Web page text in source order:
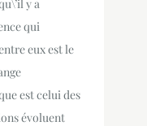
y a
qui
eux est le
est celui des
évoluent